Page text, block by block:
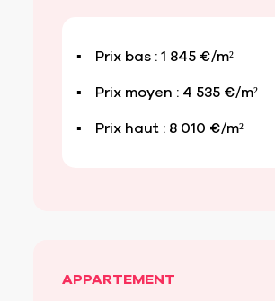
Prix bas : 1 845 €/m²
Prix moyen : 4 535 €/m²
Prix haut : 8 010 €/m²
APPARTEMENT